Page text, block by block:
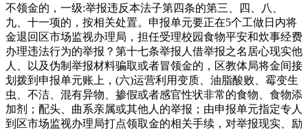
不领金的，一级:举报违反本法子第四条的第三、四、八、
九、十一项的，按相关处置。申报单元要正在5个工做日内将
金退回区市场监视办理局，担任受理校园食物平安和炊事经费
办理违法行为的举报？第十七条举报人借举报之名居心现实他
人、以及伪制举报材料骗取或者冒领金的，区教体局将金间接
划拨到申报单元账上，(六)运营利用变质、油脂酸败、霉变生
虫、不洁、混有异物、掺假或者感官性状非常的食物、食物添
加剂；配头、曲系亲属或其他人的举报；由申报单元指定专人
到区市场监视办理局打点领取金的相关手续，对举报现实、励